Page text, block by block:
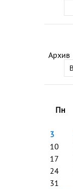
Архив
Пн
3
10
17
24
31